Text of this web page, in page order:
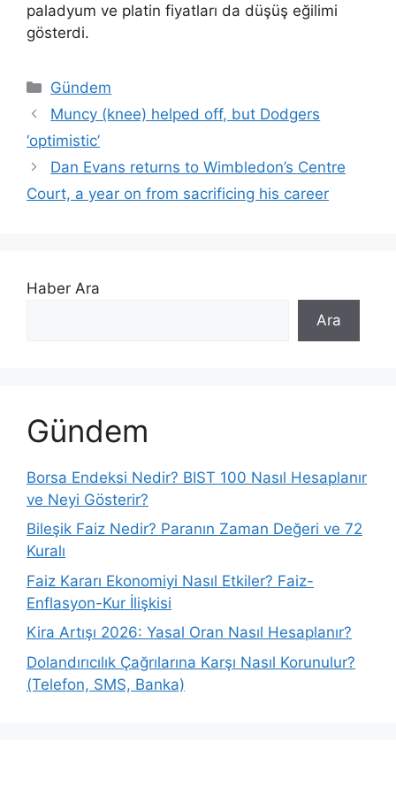
paladyum ve platin fiyatları da düşüş eğilimi
gösterdi.
Kategoriler
Gündem
Muncy (knee) helped off, but Dodgers
‘optimistic’
Dan Evans returns to Wimbledon’s Centre
Court, a year on from sacrificing his career
Haber Ara
Ara
Gündem
Borsa Endeksi Nedir? BIST 100 Nasıl Hesaplanır
ve Neyi Gösterir?
Bileşik Faiz Nedir? Paranın Zaman Değeri ve 72
Kuralı
Faiz Kararı Ekonomiyi Nasıl Etkiler? Faiz-
Enflasyon-Kur İlişkisi
Kira Artışı 2026: Yasal Oran Nasıl Hesaplanır?
Dolandırıcılık Çağrılarına Karşı Nasıl Korunulur?
(Telefon, SMS, Banka)